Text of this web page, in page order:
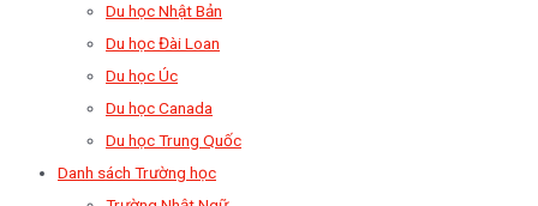
Du học Nhật Bản
Du học Đài Loan
Du học Úc
Du học Canada
Du học Trung Quốc
Danh sách Trường học